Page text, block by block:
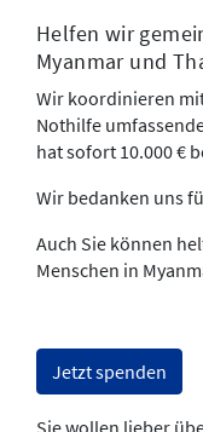
Helfen wir
Myanmar und
Wir koordinieren
Nothilfe
hat sofort 10.000 €
Wir bedanken uns
Auch Sie können
Menschen in
Jetzt spenden
Sie wollen lieber